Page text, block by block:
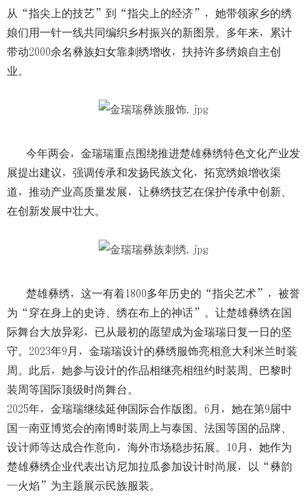
从“指尖上的技艺”到“指尖上的经济”，她带领家乡的绣
娘们用一针一线共同编织乡村振兴的新图景。多年来，累计
带动2000余名彝族妇女靠刺绣增收，扶持许多绣娘自主创
业。
今年两会，金瑞瑞重点围绕推进楚雄彝绣特色文化产业发
展提出建议，强调传承和发扬民族文化，拓宽绣娘增收渠
道，推动产业高质量发展，让彝绣技艺在保护传承中创新、
在创新发展中壮大。
楚雄彝绣，这一有着1800多年历史的“指尖艺术”，被誉
为“穿在身上的史诗、绣在布上的神话”。让楚雄彝绣在国
际舞台大放异彩，已从最初的愿望成为金瑞瑞日复一日的坚
守。2023年9月，金瑞瑞设计的彝绣服饰亮相意大利米兰时装
周。此后，她参与设计的作品相继亮相纽约时装周、巴黎时
装周等国际顶级时尚舞台。
2025年，金瑞瑞继续延伸国际合作版图。6月，她在第9届中
国—南亚博览会的南博时装周上与泰国、法国等国的品牌、
设计师等达成合作意向，海外市场稳步拓展。10月，她作为
楚雄彝绣企业代表出访尼加拉瓜参加设计时尚展，以“彝韵
—火焰”为主题展示民族服装。